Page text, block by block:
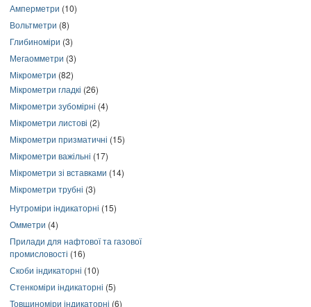
Амперметри (10)
Вольтметри (8)
Глибиноміри (3)
Мегаомметри (3)
Мікрометри (82)
Мікрометри гладкі (26)
Мікрометри зубомірні (4)
Мікрометри листові (2)
Мікрометри призматичні (15)
Мікрометри важільні (17)
Мікрометри зі вставками (14)
Мікрометри трубні (3)
Нутроміри індикаторні (15)
Омметри (4)
Прилади для нафтової та газової
промисловості (16)
Скоби індикаторні (10)
Стенкоміри індикаторні (5)
Товщиноміри індикаторні (6)